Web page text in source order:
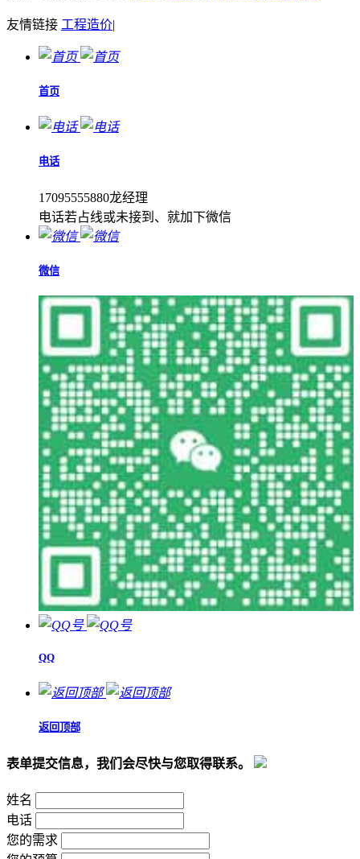
友情链接 工程造价|
首页
电话
17095555880龙经理
电话若占线或未接到、就加下微信
微信
QQ
返回顶部
表单提交信息，我们会尽快与您取得联系。
姓名
电话
您的需求